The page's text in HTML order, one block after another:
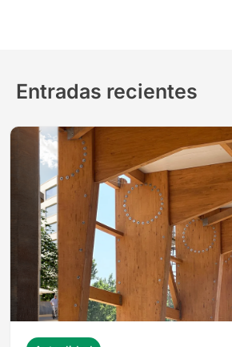
Entradas recientes